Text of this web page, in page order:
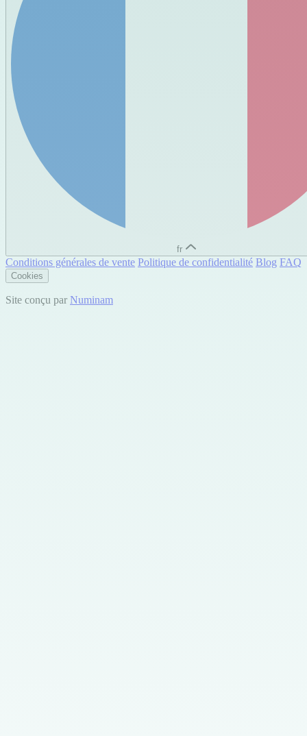
fr
Conditions générales de vente Politique de confidentialité Blog FAQ
Cookies
Site conçu par Numinam